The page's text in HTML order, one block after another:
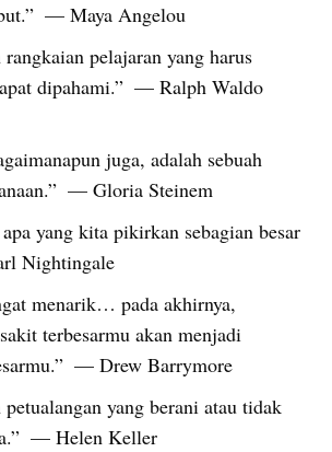
— Maya Angelou
pelajaran yang harus
dipahami.”  — Ralph Waldo
juga, adalah sebuah
— Gloria Steinem
yang kita pikirkan sebagian besar
Nightingale
menarik… pada akhirnya,
terbesarmu akan menjadi
— Drew Barrymore
yang berani atau tidak
— Helen Keller